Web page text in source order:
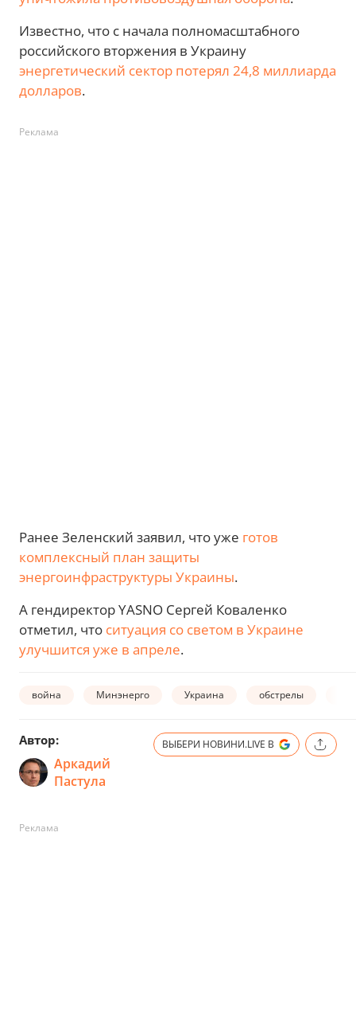
Известно, что с начала полномасштабного
российского вторжения в Украину
энергетический сектор потерял 24,8 миллиарда
долларов.
Реклама
Ранее Зеленский заявил, что уже готов
комплексный план защиты
энергоинфраструктуры Украины.
А гендиректор YASNO Сергей Коваленко
отметил, что ситуация со светом в Украине
улучшится уже в апреле.
война Минэнерго Украина обстрелы
Автор:
Аркадий
Пастула
ВЫБЕРИ НОВИНИ.LIVE В
Реклама